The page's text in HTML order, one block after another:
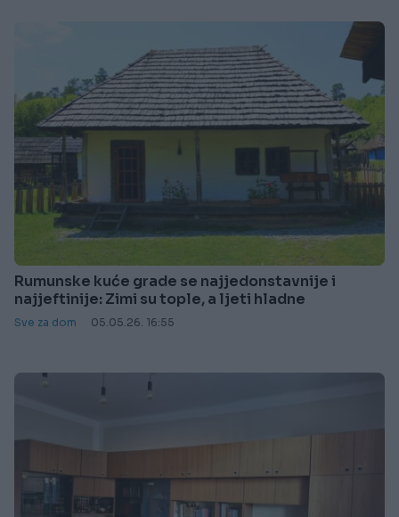
Rumunske kuće grade se najjedonstavnije i
najjeftinije: Zimi su tople, a ljeti hladne
Sve za dom 05.05.26. 16:55